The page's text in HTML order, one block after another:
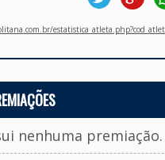
nenhuma premiação.